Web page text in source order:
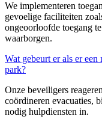
We implementeren
gevoelige faciliteiten
ongeoorloofde toegang
waarborgen.
Wat gebeurt er als er
park?
Onze beveiligers
coördineren evacuaties,
nodig hulpdiensten in.